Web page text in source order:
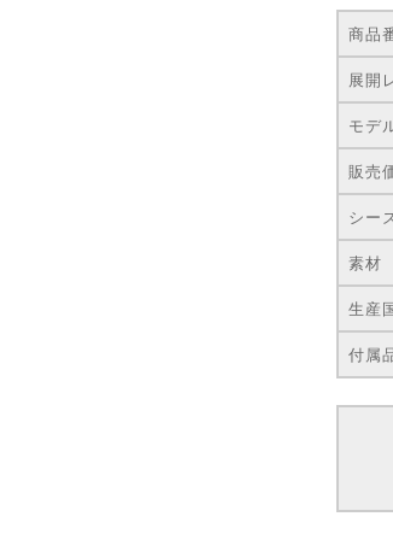
商品
展開
モデ
販売
シー
素材
生産
付属